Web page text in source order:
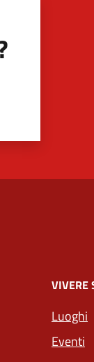
VIVERE
Luoghi
Eventi